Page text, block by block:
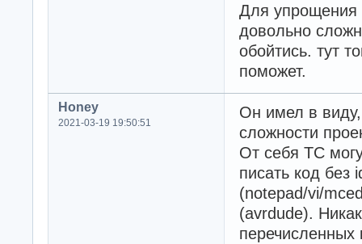
Для
довольно
обойтись. тут
поможет.
Honey
2021-03-19 19:50:51
Он имел в виду,
сложности
От себя ТС
писать код без
(notepad/vi/
(avrdude).
перечисленных